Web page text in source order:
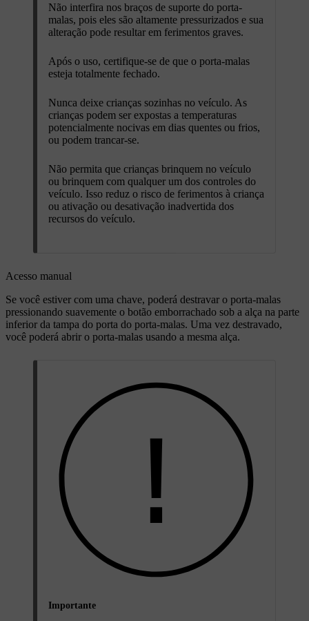
Não interfira nos braços de suporte do porta-
malas, pois eles são altamente pressurizados e sua
alteração pode resultar em ferimentos graves.
Após o uso, certifique-se de que o porta-malas
esteja totalmente fechado.
Nunca deixe crianças sozinhas no veículo. As
crianças podem ser expostas a temperaturas
potencialmente nocivas em dias quentes ou frios,
ou podem trancar-se.
Não permita que crianças brinquem no veículo
ou brinquem com qualquer um dos controles do
veículo. Isso reduz o risco de ferimentos à criança
ou ativação ou desativação inadvertida dos
recursos do veículo.
Acesso manual
Se você estiver com uma chave, poderá destravar o porta-malas
pressionando suavemente o botão emborrachado sob a alça na parte
inferior da tampa do porta do porta-malas. Uma vez destravado,
você poderá abrir o porta-malas usando a mesma alça.
Importante